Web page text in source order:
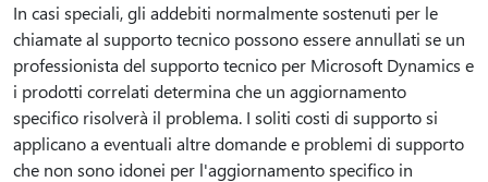
In casi speciali, gli addebiti normalmente sostenuti per le
chiamate al supporto tecnico possono essere annullati se un
professionista del supporto tecnico per Microsoft Dynamics e
i prodotti correlati determina che un aggiornamento
specifico risolverà il problema. I soliti costi di supporto si
applicano a eventuali altre domande e problemi di supporto
che non sono idonei per l'aggiornamento specifico in